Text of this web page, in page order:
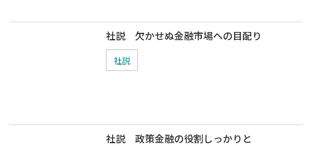
社説 欠かせぬ金融市場への目配り
社説
社説 政策金融の役割しっかりと